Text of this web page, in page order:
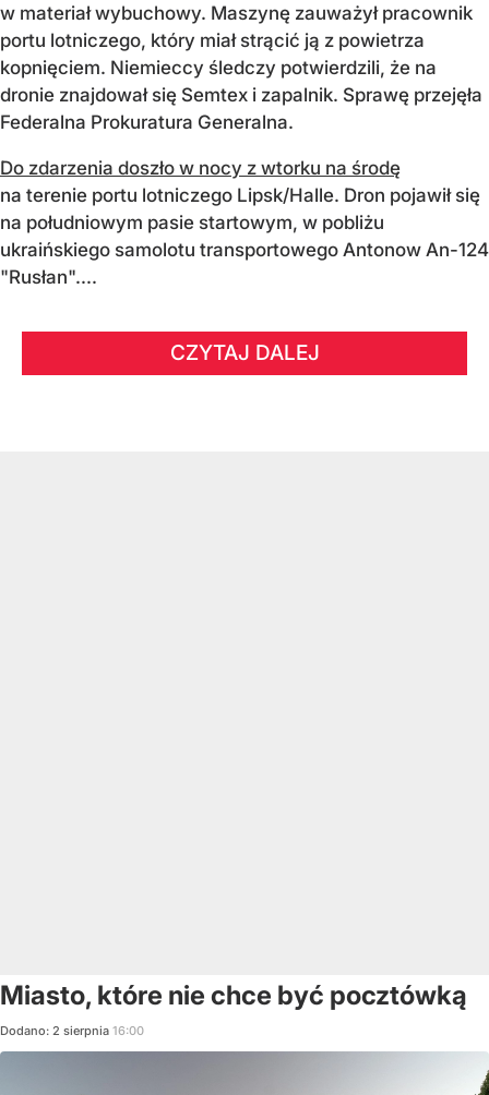
w materiał wybuchowy. Maszynę zauważył pracownik
portu lotniczego, który miał strącić ją z powietrza
kopnięciem. Niemieccy śledczy potwierdzili, że na
dronie znajdował się Semtex i zapalnik. Sprawę przejęła
Federalna Prokuratura Generalna.
Do zdarzenia doszło w nocy z wtorku na środę
na terenie portu lotniczego Lipsk/Halle. Dron pojawił się
na południowym pasie startowym, w pobliżu
ukraińskiego samolotu transportowego Antonow An-124
"Rusłan"....
CZYTAJ DALEJ
Miasto, które nie chce być pocztówką
Dodano: 2 sierpnia 16:00